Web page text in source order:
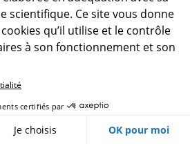
CNRS Le Mag
© 2026, CNRS
des cookies
scientifique. Ce site vous donne
qu’il utilise et le contrôle
à son fonctionnement et son
certifiés par
Je choisis OK pour moi